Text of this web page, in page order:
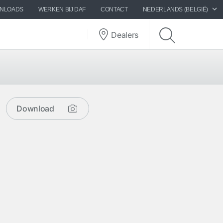
WERKEN BIJ DAF CONTACT NEDERLANDS (BELGIË)
Dealers
Download